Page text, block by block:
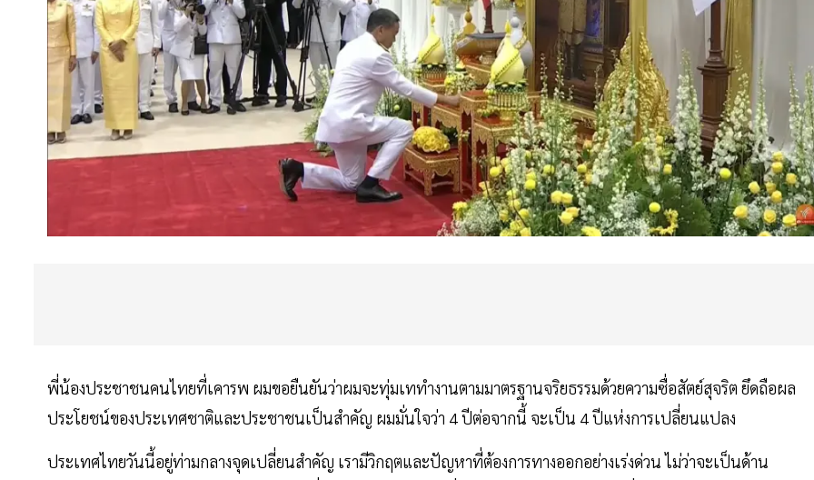
พี่น้องประชาชนคนไทยที่เคารพ ผมขอยืนยันว่าผมจะทุ่มเททำงานตามมาตรฐานจริยธรรมด้วยความซื่อสัตย์สุจริต ยึดถือผล
ประโยชน์ของประเทศชาติและประชาชนเป็นสำคัญ ผมมั่นใจว่า 4 ปีต่อจากนี้ จะเป็น 4 ปีแห่งการเปลี่ยนแปลง
ประเทศไทยวันนี้อยู่ท่ามกลางจุดเปลี่ยนสำคัญ เรามีวิกฤตและปัญหาที่ต้องการทางออกอย่างเร่งด่วน ไม่ว่าจะเป็นด้าน